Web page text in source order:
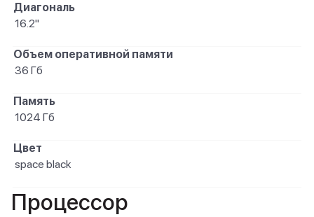
Диагональ
16.2"
Объем оперативной памяти
36 Гб
Память
1024 Гб
Цвет
space black
Процессор